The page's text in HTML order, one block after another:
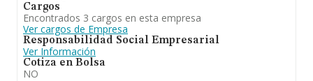
Cargos
Encontrados 3 cargos en esta empresa
Ver cargos de Empresa
Responsabilidad Social Empresarial
Ver Información
Cotiza en Bolsa
NO